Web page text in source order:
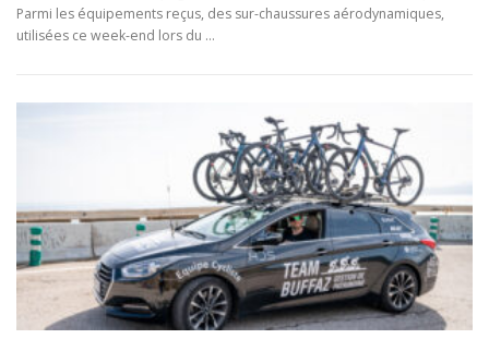
Parmi les équipements reçus, des sur-chaussures aérodynamiques,
utilisées ce week-end lors du …